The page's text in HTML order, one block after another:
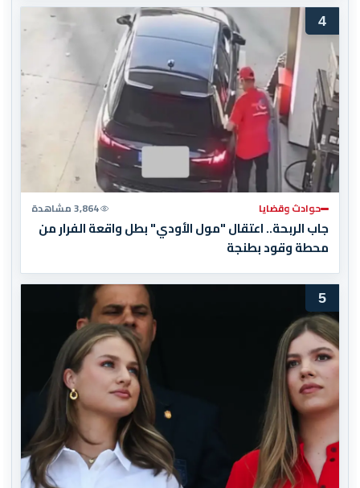
4
حوادث وقضايا 3,864 مشاهدة
جاب الربحة.. اعتقال "مول الأودي" بطل واقعة الفرار من
محطة وقود بطنجة
5